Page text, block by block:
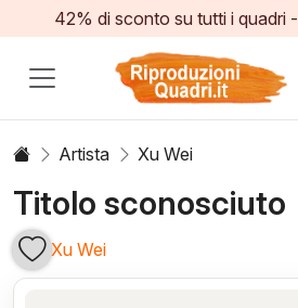
42% di sconto su tutti i quadri -
Artista Xu Wei
Titolo sconosciuto
Xu Wei